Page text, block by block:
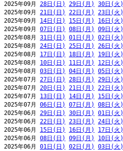
2025年09月 28日(日) 29日(月) 30日(火)
2025年09月 21日(日) 22日(月) 23日(火)
2025年09月 14日(日) 15日(月) 16日(火)
2025年09月 07日(日) 08日(月) 09日(火)
2025年08月 31日(日) 01日(月) 02日(火)
2025年08月 24日(日) 25日(月) 26日(火)
2025年08月 17日(日) 18日(月) 19日(火)
2025年08月 10日(日) 11日(月) 12日(火)
2025年08月 03日(日) 04日(月) 05日(火)
2025年07月 27日(日) 28日(月) 29日(火)
2025年07月 20日(日) 21日(月) 22日(火)
2025年07月 13日(日) 14日(月) 15日(火)
2025年07月 06日(日) 07日(月) 08日(火)
2025年06月 29日(日) 30日(月) 01日(火)
2025年06月 22日(日) 23日(月) 24日(火)
2025年06月 15日(日) 16日(月) 17日(火)
2025年06月 08日(日) 09日(月) 10日(火)
2025年06月 01日(日) 02日(月) 03日(火)